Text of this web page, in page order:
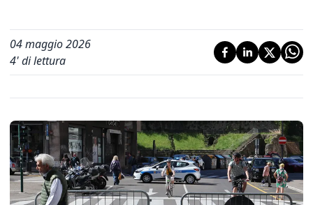
04 maggio 2026
4' di lettura